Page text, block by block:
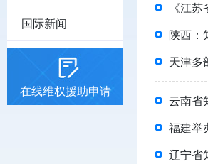
国际新闻
在线维权援助申请
《江
陕西：
天津多
云南省
福建举
辽宁省